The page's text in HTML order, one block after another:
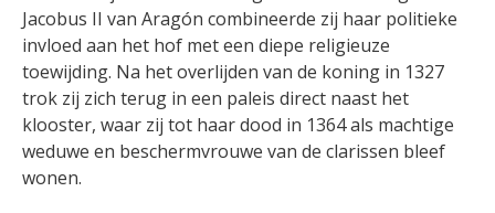
Jacobus II van Aragón combineerde zij haar politieke
invloed aan het hof met een diepe religieuze
toewijding. Na het overlijden van de koning in 1327
trok zij zich terug in een paleis direct naast het
klooster, waar zij tot haar dood in 1364 als machtige
weduwe en beschermvrouwe van de clarissen bleef
wonen.